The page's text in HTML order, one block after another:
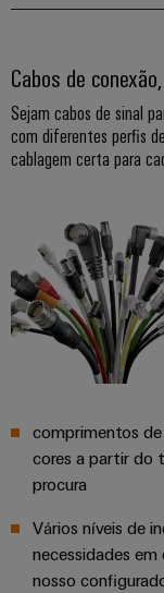
Petróleo
e
gás
Garante
das
operações
com
soluções
integradas
para
o
setor
Estabilidade
e
segurança
serviços
Local
de
e
Cabos de
Sejam cabos de sinal
com diferentes perfis
cablagem certa para
comprimentos
cores a partir do
procura
Vários níveis de
necessidades
nosso